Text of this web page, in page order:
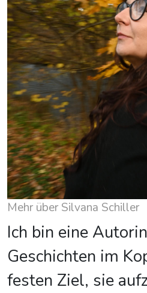
Mehr über Silvana Schiller
Ich bin eine
Geschichten im
festen Ziel, sie